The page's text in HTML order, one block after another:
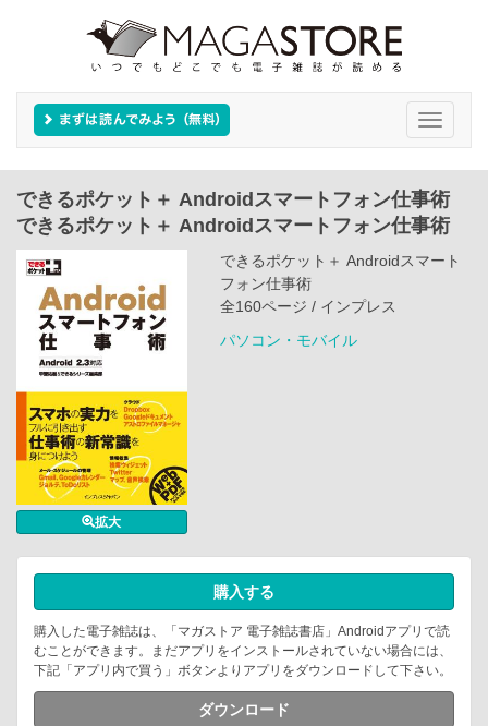
Toggle
できるポケット＋ Androidスマートフォン仕事術
できるポケット＋ Androidスマートフォン仕事術
拡大
できるポケット＋ Androidスマート
フォン仕事術
全160ページ / インプレス
パソコン・モバイル
購入する
購入した電子雑誌は、「マガストア 電子雑誌書店」Androidアプリで読
むことができます。まだアプリをインストールされていない場合には、
下記「アプリ内で買う」ボタンよりアプリをダウンロードして下さい。
ダウンロード